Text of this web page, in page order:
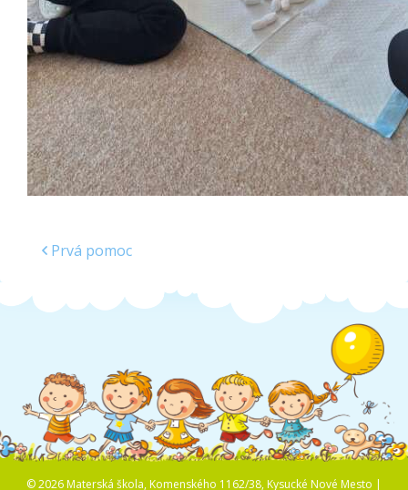
Prvá pomoc
© 2026 Materská škola, Komenského 1162/38, Kysucké Nové Mesto |